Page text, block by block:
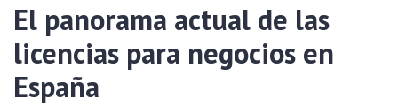
El panorama actual de las
licencias para negocios en
España